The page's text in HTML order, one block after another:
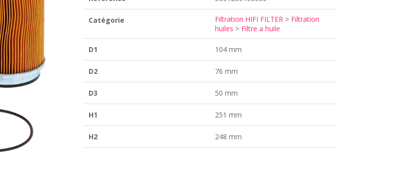
Catégorie Filtration HIFI FILTER> Filtration
huiles > Filtre a huile
D1 104 mm
D2 76 mm
D3 50 mm
H1 251 mm
H2 248 mm